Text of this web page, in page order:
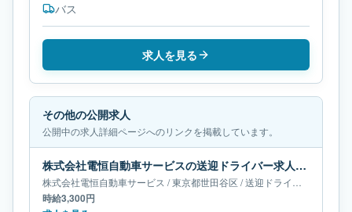
バス
求人を見る
その他の公開求人
公開中の求人詳細ページへのリンクを掲載しています。
株式会社電恒自動車サービスの送迎ドライバー求人｜東京都世田谷区
株式会社電恒自動車サービス /東京都世田谷区 /送迎ドライバー
時給3,300円